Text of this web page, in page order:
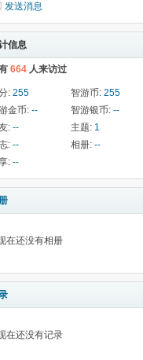
发送消息
信息
664 人来访过
: 255 智游币: 255
金币: -- 智游银币: --
: -- 主题: 1
: -- 相册: --
: --
在还没有相册
在还没有记录